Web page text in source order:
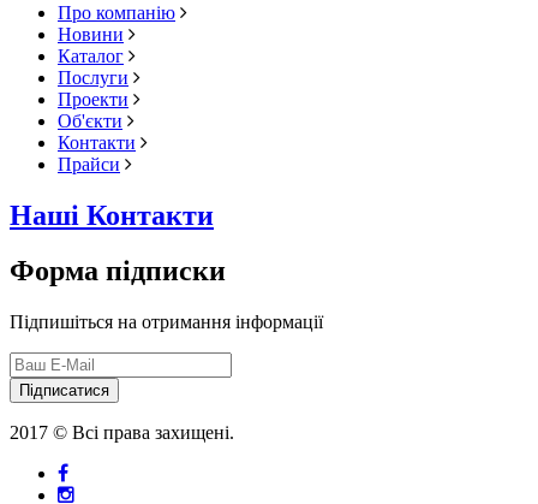
Про компанію
Новини
Каталог
Послуги
Проекти
Об'єкти
Контакти
Прайси
Наші Контакти
Форма підписки
Підпишіться на отримання інформації
Підписатися
2017 © Всі права захищені.